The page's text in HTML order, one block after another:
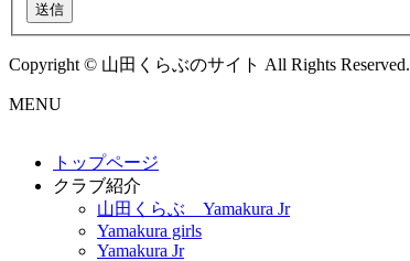
送信
Copyright © 山田くらぶのサイト All Rights Reserved.
MENU
トップページ
クラブ紹介
山田くらぶ Yamakura Jr
Yamakura girls
Yamakura Jr